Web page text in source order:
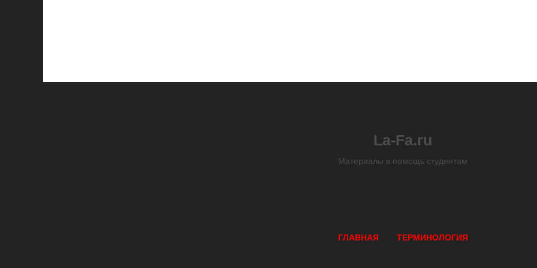
La-Fa.ru
Материалы в помощь студентам
ГЛАВНАЯ ТЕРМИНОЛОГИЯ